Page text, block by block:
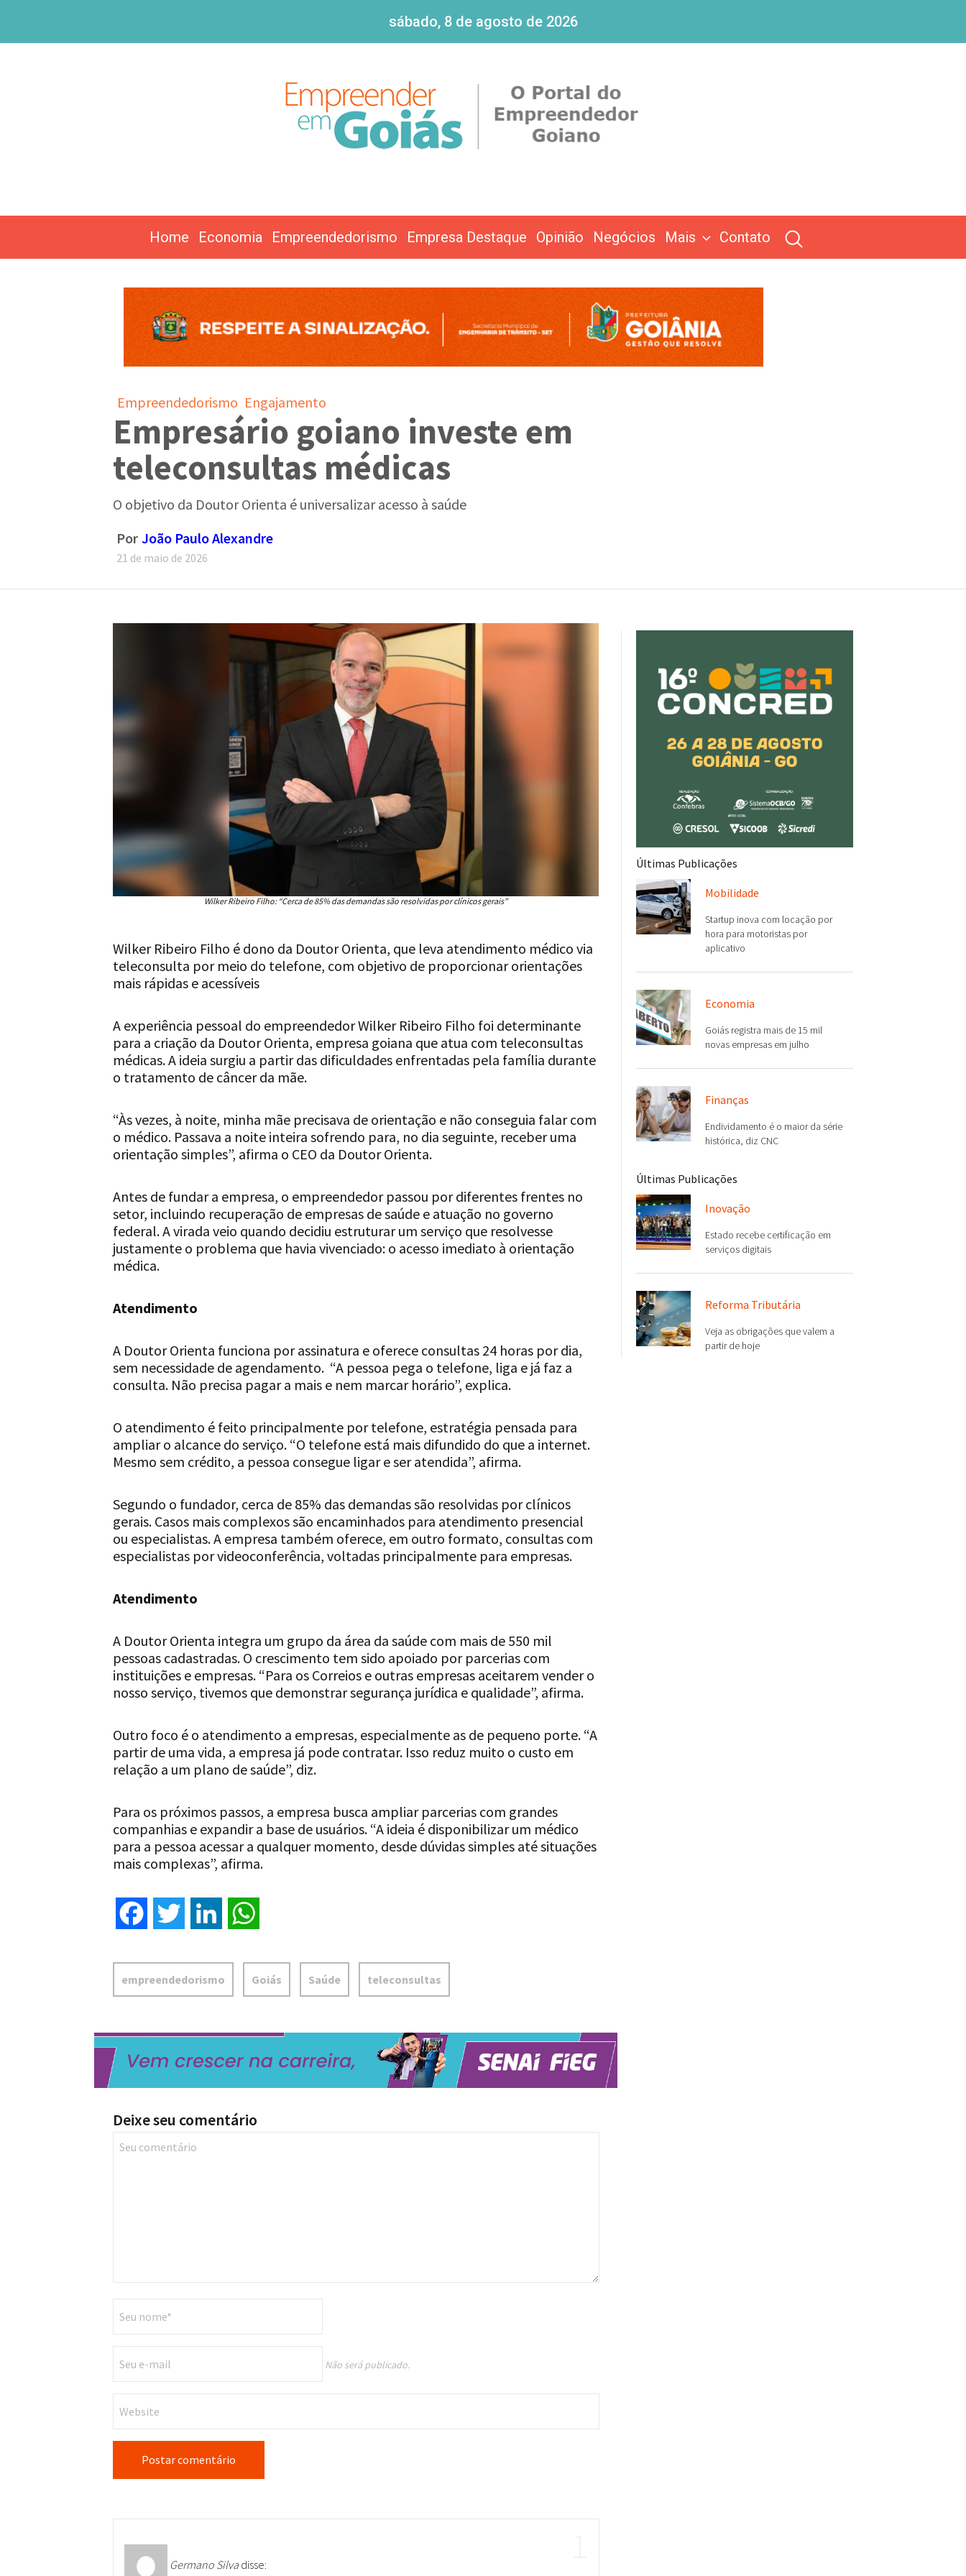
sábado, 8 de agosto de 2026
Home Economia Empreendedorismo Empresa Destaque Opinião Negócios Mais Contato
Empreendedorismo Engajamento
Empresário goiano investe em
teleconsultas médicas
O objetivo da Doutor Orienta é universalizar acesso à saúde
Por João Paulo Alexandre
21 de maio de 2026
Wilker Ribeiro Filho: “Cerca de 85% das demandas são resolvidas por clínicos gerais”
Wilker Ribeiro Filho é dono da Doutor Orienta, que leva atendimento médico via
teleconsulta por meio do telefone, com objetivo de proporcionar orientações
mais rápidas e acessíveis
A experiência pessoal do empreendedor Wilker Ribeiro Filho foi determinante
para a criação da Doutor Orienta, empresa goiana que atua com teleconsultas
médicas. A ideia surgiu a partir das dificuldades enfrentadas pela família durante
o tratamento de câncer da mãe.
“Às vezes, à noite, minha mãe precisava de orientação e não conseguia falar com
o médico. Passava a noite inteira sofrendo para, no dia seguinte, receber uma
orientação simples”, afirma o CEO da Doutor Orienta.
Antes de fundar a empresa, o empreendedor passou por diferentes frentes no
setor, incluindo recuperação de empresas de saúde e atuação no governo
federal. A virada veio quando decidiu estruturar um serviço que resolvesse
justamente o problema que havia vivenciado: o acesso imediato à orientação
médica.
Atendimento
A Doutor Orienta funciona por assinatura e oferece consultas 24 horas por dia,
sem necessidade de agendamento. “A pessoa pega o telefone, liga e já faz a
consulta. Não precisa pagar a mais e nem marcar horário”, explica.
O atendimento é feito principalmente por telefone, estratégia pensada para
ampliar o alcance do serviço. “O telefone está mais difundido do que a internet.
Mesmo sem crédito, a pessoa consegue ligar e ser atendida”, afirma.
Segundo o fundador, cerca de 85% das demandas são resolvidas por clínicos
gerais. Casos mais complexos são encaminhados para atendimento presencial
ou especialistas. A empresa também oferece, em outro formato, consultas com
especialistas por videoconferência, voltadas principalmente para empresas.
Atendimento
A Doutor Orienta integra um grupo da área da saúde com mais de 550 mil
pessoas cadastradas. O crescimento tem sido apoiado por parcerias com
instituições e empresas. “Para os Correios e outras empresas aceitarem vender o
nosso serviço, tivemos que demonstrar segurança jurídica e qualidade”, afirma.
Outro foco é o atendimento a empresas, especialmente as de pequeno porte. “A
partir de uma vida, a empresa já pode contratar. Isso reduz muito o custo em
relação a um plano de saúde”, diz.
Para os próximos passos, a empresa busca ampliar parcerias com grandes
companhias e expandir a base de usuários. “A ideia é disponibilizar um médico
para a pessoa acessar a qualquer momento, desde dúvidas simples até situações
mais complexas”, afirma.
Facebook Twitter LinkedIn
empreendedorismo Goiás Saúde teleconsultas
Deixe seu comentário
Não será publicado.
Germano Silva disse:
Últimas Publicações
Mobilidade
Startup inova com locação por
hora para motoristas por
aplicativo
Economia
Goiás registra mais de 15 mil
novas empresas em julho
Finanças
Endividamento é o maior da série
histórica, diz CNC
Últimas Publicações
Inovação
Estado recebe certificação em
serviços digitais
Reforma Tributária
Veja as obrigações que valem a
partir de hoje